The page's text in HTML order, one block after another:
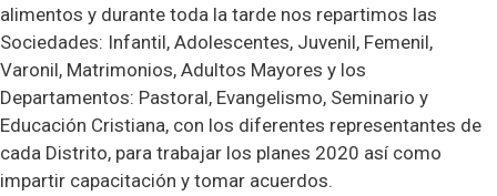
alimentos y durante toda la tarde nos repartimos las
Sociedades: Infantil, Adolescentes, Juvenil, Femenil,
Varonil, Matrimonios, Adultos Mayores y los
Departamentos: Pastoral, Evangelismo, Seminario y
Educación Cristiana, con los diferentes representantes de
cada Distrito, para trabajar los planes 2020 así como
impartir capacitación y tomar acuerdos.